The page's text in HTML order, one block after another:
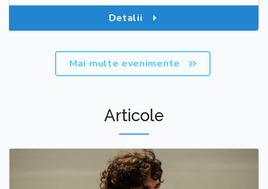
Detalii
Mai multe evenimente
Articole